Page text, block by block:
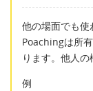
他の場面でも使
Poachingは所
ります。他人
例